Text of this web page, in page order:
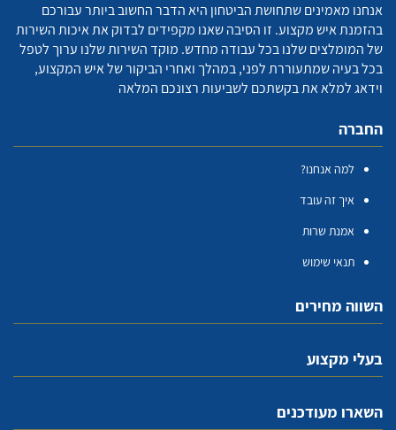
אנחנו מאמינים שתחושת הביטחון היא הדבר החשוב ביותר עבורכם
בהזמנת איש מקצוע. זו הסיבה שאנו מקפידים לבדוק את איכות השירות
של המומלצים שלנו בכל עבודה מחדש. מוקד השירות שלנו ערוך לטפל
בכל בעיה שמתעוררת לפני, במהלך ואחרי הביקור של איש המקצוע,
וידאג למלא את בקשתכם לשביעות רצונכם המלאה
החברה
למה אנחנו?
איך זה עובד
אמנת שרות
תנאי שימוש
השווה מחירים
בעלי מקצוע
השארו מעודכנים